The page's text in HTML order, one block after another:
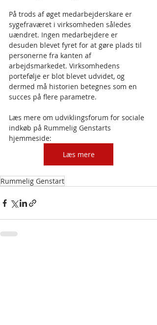
På trods af øget medarbejderskare er
sygefraværet i virksomheden således
uændret. Ingen medarbejdere er
desuden blevet fyret for at gøre plads til
personerne fra kanten af
arbejdsmarkedet. Virksomhedens
portefølje er blot blevet udvidet, og
dermed må historien betegnes som en
succes på flere parametre.
Læs mere om udviklingsforum for sociale
indkøb på Rummelig Genstarts
hjemmeside:
Læs mere
Rummelig Genstart